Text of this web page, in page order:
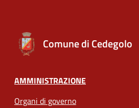
Comune di Cedegolo
AMMINISTRAZIONE
Organi di governo